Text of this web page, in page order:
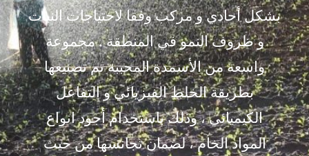
بشكل أحادي و مركب وفقا لاحتياجات النبات
و ظروف النمو في المنطقة . مجموعة
واسعة من الأسمدة المحببة تم تصنيعها
بطريقة الخلط الفيزيائي و التفاعل
الكيميائي ، وذلك باستخدام أجود انواع
المواد الخام ، لضمان تجانسها من حيث